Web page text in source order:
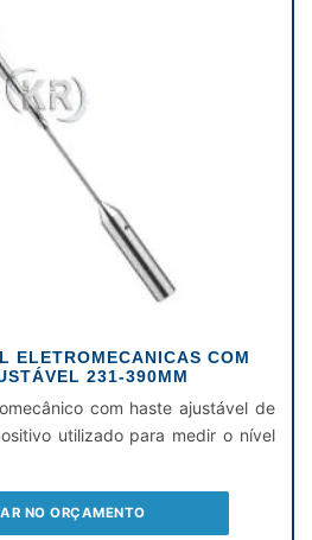
ELETROMECANICAS COM
231-390MM
com haste ajustável de
utilizado para medir o nível
NO ORÇAMENTO